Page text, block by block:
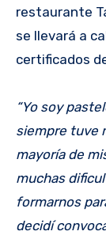
restaurante
se llevará a
certificados
“Yo soy
siempre tuve
mayoría de
muchas
formarnos
decidí